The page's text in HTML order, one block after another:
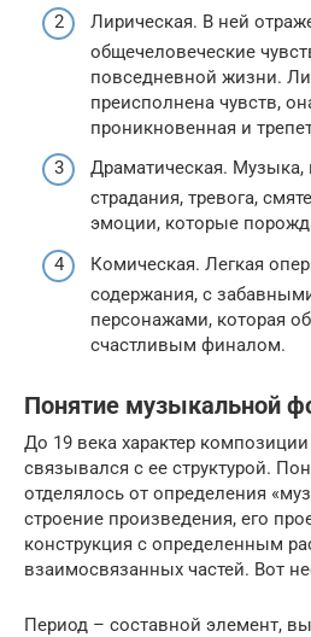
Лирическая. В ней
общечеловеческие
повседневной жизни.
преисполнена чувств,
проникновенная и
Драматическая. Музыка,
страдания, тревога,
эмоции, которые
Комическая. Легкая
содержания, с
персонажами, которая
счастливым финалом.
Понятие музыкальной
До 19 века характер
связывался с ее структурой.
отделялось от определения
строение произведения, его
конструкция с определенным
взаимосвязанных частей. Вот
Период – составной элемент,